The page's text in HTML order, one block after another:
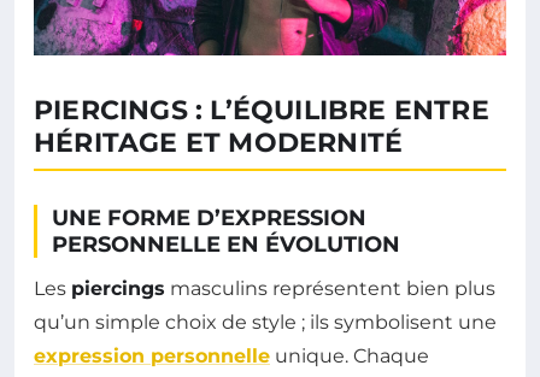
PIERCINGS : L’ÉQUILIBRE ENTRE
HÉRITAGE ET MODERNITÉ
UNE FORME D’EXPRESSION
PERSONNELLE EN ÉVOLUTION
Les piercings masculins représentent bien plus
qu’un simple choix de style ; ils symbolisent une
expression personnelle unique. Chaque